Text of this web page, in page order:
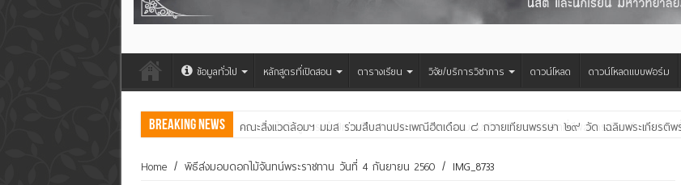
ข้อมูลทั่วไป หลักสูตรที่เปิดสอน ตารางเรียน วิจัย/บริการวิชาการ ดาวน์โหลด ดาวน์โหลดแบบฟอร์ม
Breaking News คณะสิ่งแวดล้อมฯ มมส ร่วมสืบสานประเพณีฮีตเดือน ๘ ถวายเทียนพรรษา ๒๙ วัด เฉลิมพระเกียรติพร
Home / พิธีส่งมอบดอกไม้จันทน์พระราชทาน วันที่ 4 กันยายน 2560 / IMG_8733